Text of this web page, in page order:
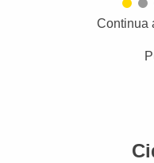
Continua